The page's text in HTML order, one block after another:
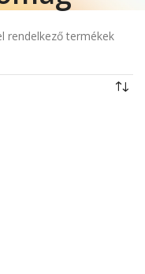
rendelkező termékek